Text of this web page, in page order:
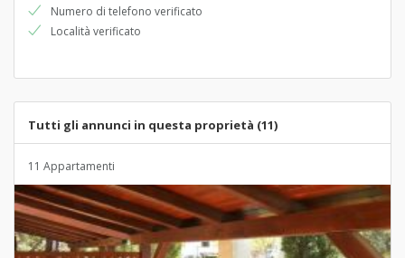
Numero di telefono verificato
Località verificato
Tutti gli annunci in questa proprietà (11)
11 Appartamenti